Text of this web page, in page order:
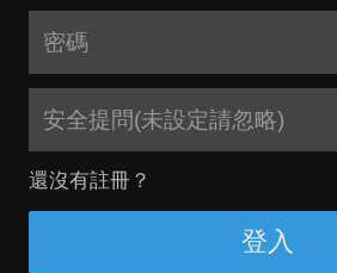
安全提問(未設定請忽略)
還沒有註冊？
登入